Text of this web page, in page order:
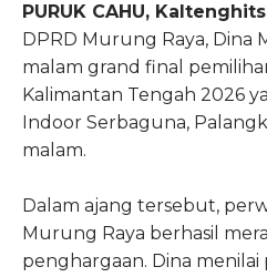
PURUK CAHU,
DPRD Murung Raya, Dina
malam grand final
Kalimantan Tengah 2026
Indoor Serbaguna,
malam.
Dalam ajang tersebut,
Murung Raya berhasil
penghargaan. Dina menilai